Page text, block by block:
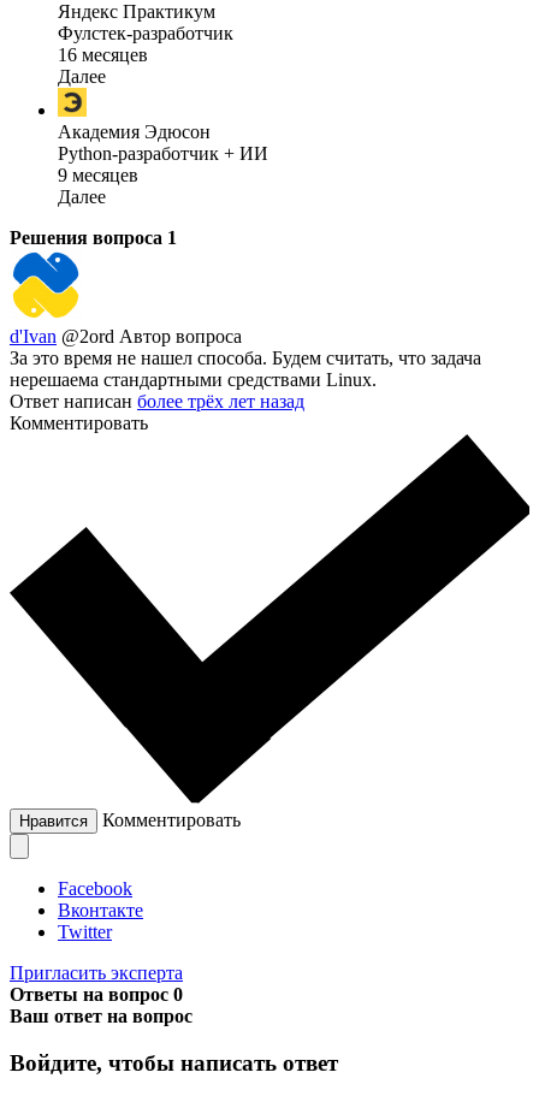
Яндекс Практикум
Фулстек-разработчик
16 месяцев
Далее
Академия Эдюсон
Python-разработчик + ИИ
9 месяцев
Далее
Решения вопроса 1
d'Ivan @2ord Автор вопроса
За это время не нашел способа. Будем считать, что задача
нерешаема стандартными средствами Linux.
Ответ написан более трёх лет назад
Комментировать
Нравится Комментировать
Facebook
Вконтакте
Twitter
Пригласить эксперта
Ответы на вопрос 0
Ваш ответ на вопрос
Войдите, чтобы написать ответ